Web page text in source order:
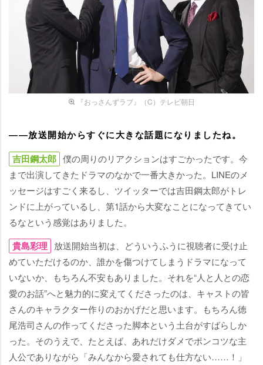
『おっさんずラブ』（C）テレビ朝日
――放送開始からすぐに大きな話題になりましたね。
吉田鋼太郎 僕の周りのリアクションはすごかったです。今
まで出演してきたドラマのなかで一番大きかった。LINEのメ
ッセージはすごく来るし、ツイッターでは吉田鋼太郎がトレ
ンドに上がっているし、第1話から大変なことになってきてい
るなという感覚はありました。
貴島彩理 放送開始当初は、どういうふうに視聴者に受け止
めていただけるのか、誰かを傷つけてしまうドラマになって
いないか、もちろん不安もありました。それを“人と人との恋
愛のお話”へと魅力的に変えてくださったのは、キャストの皆
さんのキャラクター作りのおかげだと思います。もちろん徳
尾浩司さんの作ってくださった脚本という土台がすばらしか
った。そのうえで、たとえば、あれだけダメでポンコツな主
人公でありながら「みんなから愛されても仕方ない……！」